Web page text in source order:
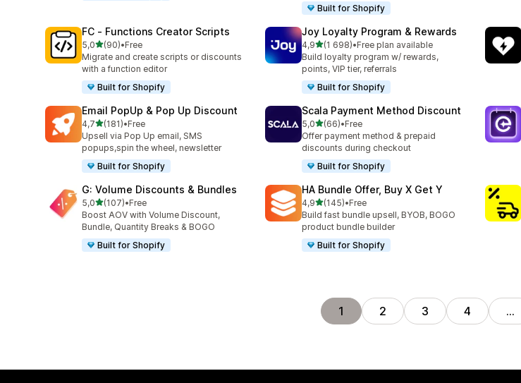
Built for Shopify
FC ‑ Functions Creator Scripts
5,0av 5 stjerner
(90)
Totalt 90 omtaler
•Free
Migrate and create scripts or discounts
with a function editor
Built for Shopify
Joy Loyalty Program & Rewards
4,9av 5 stjerner
(1 698)
Totalt 1698 omtaler
•Free plan available
Build loyalty program w/ rewards,
points, VIP tier, referrals
Built for Shopify
Email PopUp & Pop Up Discount
4,7av 5 stjerner
(181)
Totalt 181 omtaler
•Free
Upsell via Pop Up email, SMS
popups,spin the wheel, newsletter
Built for Shopify
Scala Payment Method Discount
5,0av 5 stjerner
(66)
Totalt 66 omtaler
•Free
Offer payment method & prepaid
discounts during checkout
Built for Shopify
G: Volume Discounts & Bundles
5,0av 5 stjerner
(107)
Totalt 107 omtaler
•Free
Boost AOV with Volume Discount,
Bundle, Quantity Breaks & BOGO
Built for Shopify
HA Bundle Offer, Buy X Get Y
4,9av 5 stjerner
(145)
Totalt 145 omtaler
•Free
Build fast bundle upsell, BYOB, BOGO
product bundle builder
Built for Shopify
1 2 3 4 …